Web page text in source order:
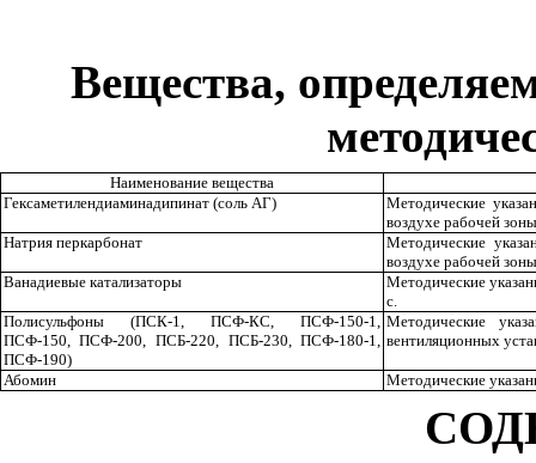
Вещества,
Наименование вещества
Гексаметилендиаминадипинат (соль АГ)
Методические
воздухе рабочей
Натрия перкарбонат
Методические
воздухе рабочей
Ванадиевые катализаторы
Методические
с.
Полисульфоны (ПСК-1, ПСФ-КС, ПСФ-150-1,
ПСФ-150, ПСФ-200, ПСБ-220, ПСБ-230, ПСФ-180-1,
ПСФ-190)
Методические
вентиляционных
Абомин Методические